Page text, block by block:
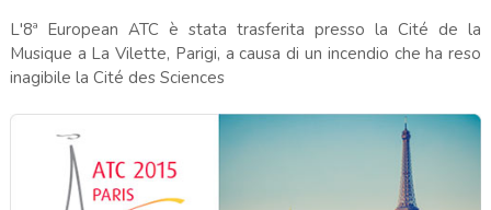
L'8ª European ATC è stata trasferita presso la Cité de la
Musique a La Vilette, Parigi, a causa di un incendio che ha reso
inagibile la Cité des Sciences